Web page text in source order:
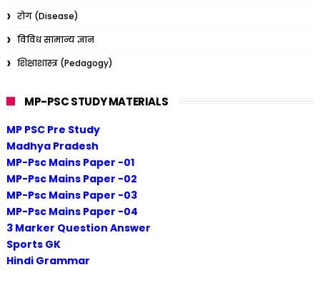
रोग (Disease)
विविध सामान्य ज्ञान
शिक्षाशास्त्र (Pedagogy)
MP-PSC STUDY MATERIALS
MP PSC Pre Study
Madhya Pradesh
MP-Psc Mains Paper -01
MP-Psc Mains Paper -02
MP-Psc Mains Paper -03
MP-Psc Mains Paper -04
3 Marker Question Answer
Sports GK
Hindi Grammar